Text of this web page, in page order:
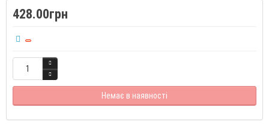
428.00грн
Немає в наявності